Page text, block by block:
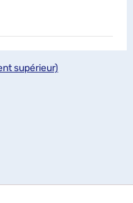
supérieur)